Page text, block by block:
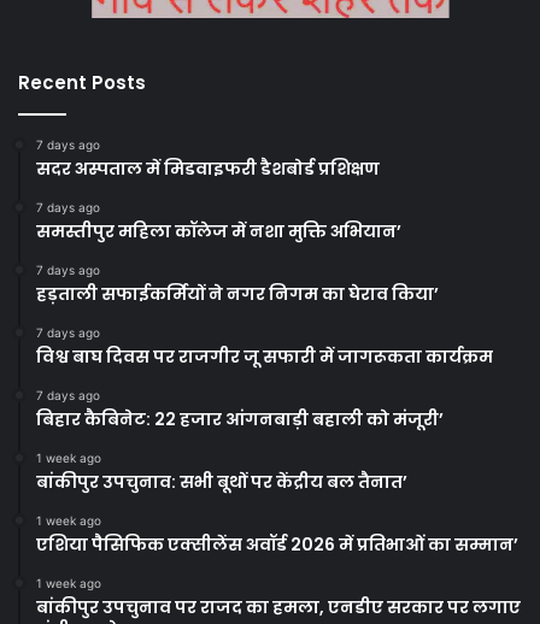
Recent Posts
7 days ago
सदर अस्पताल में मिडवाइफरी डैशबोर्ड प्रशिक्षण
7 days ago
समस्तीपुर महिला कॉलेज में नशा मुक्ति अभियान’
7 days ago
हड़ताली सफाईकर्मियों ने नगर निगम का घेराव किया’
7 days ago
विश्व बाघ दिवस पर राजगीर जू सफारी में जागरूकता कार्यक्रम
7 days ago
बिहार कैबिनेट: 22 हजार आंगनबाड़ी बहाली को मंजूरी’
1 week ago
बांकीपुर उपचुनाव: सभी बूथों पर केंद्रीय बल तैनात’
1 week ago
एशिया पैसिफिक एक्सीलेंस अवॉर्ड 2026 में प्रतिभाओं का सम्मान’
1 week ago
बांकीपुर उपचुनाव पर राजद का हमला, एनडीए सरकार पर लगाए